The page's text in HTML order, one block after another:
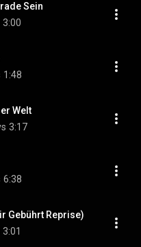
Sein
3:00
1:48
Welt
3:17
6:38
Gebührt Reprise)
3:01